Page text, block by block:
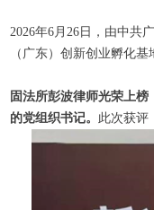
2026年6月26日，由中共
（广东）创新创业孵化
固法所彭波律师光荣上
的党组织书记。 此次获评